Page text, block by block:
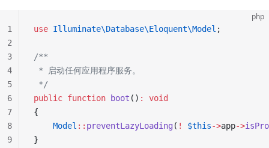
php
use Illuminate\Database\Eloquent\Model ;
/**
* 启动任何应用程序服务。
*/
public function boot () :
void
{
    Model
:: preventLazyLoading ( ! $this->app->
}
1
2
3
4
5
6
7
8
9